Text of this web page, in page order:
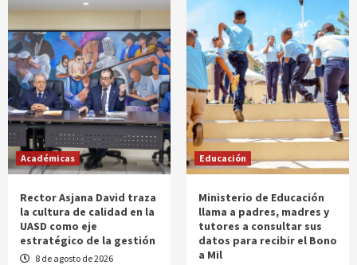
Académicas
Rector Asjana David traza
la cultura de calidad en la
UASD como eje
estratégico de la gestión
8 de agosto de 2026
Educación
Ministerio de Educación
llama a padres, madres y
tutores a consultar sus
datos para recibir el Bono
a Mil